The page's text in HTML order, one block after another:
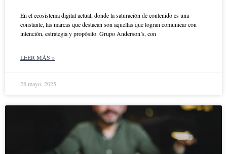
En el ecosistema digital actual, donde la saturación de contenido es una
constante, las marcas que destacan son aquellas que logran comunicar con
intención, estrategia y propósito. Grupo Anderson’s, con
LEER MÁS »
28 mayo, 2025